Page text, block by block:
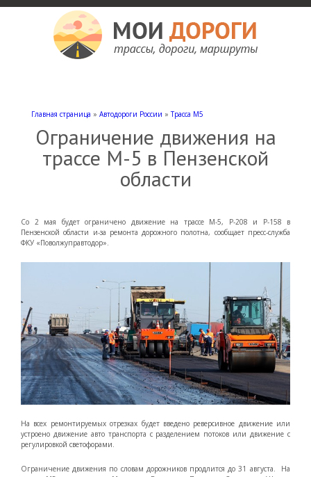
Главная страница » Автодороги России »Трасса М5
Ограничение движения на
трассе М-5 в Пензенской
области
Со 2 мая будет ограничено движение на трассе М-5, Р-208 и Р-158 в
Пензенской области и-за ремонта дорожного полотна, сообщает пресс-служба
ФКУ «Поволжуправтодор».
На всех ремонтируемых отрезках будет введено реверсивное движение или
устроено движение авто транспорта с разделением потоков или движение с
регулировкой светофорами.
Ограничение движения по словам дорожников продлится до 31 августа. На